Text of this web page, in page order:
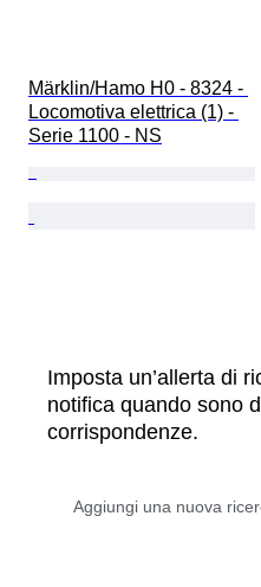
Märklin/Hamo H0 - 8324 -
Locomotiva elettrica (1) -
Serie 1100 - NS
Imposta un’allerta di
notifica quando sono
corrispondenze.